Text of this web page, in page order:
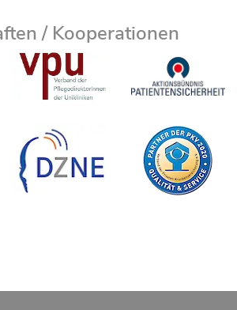
/ Kooperationen